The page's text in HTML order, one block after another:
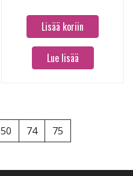
Lisää koriin
Lue lisää
50 74 75